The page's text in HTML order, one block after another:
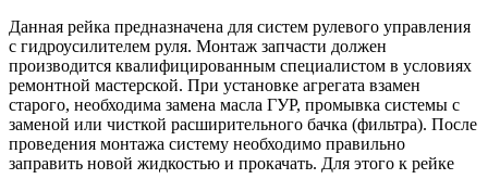
Данная рейка предназначена для систем рулевого управления
с гидроусилителем руля. Монтаж запчасти должен
производится квалифицированным специалистом в условиях
ремонтной мастерской. При установке агрегата взамен
старого, необходима замена масла ГУР, промывка системы с
заменой или чисткой расширительного бачка (фильтра). После
проведения монтажа систему необходимо правильно
заправить новой жидкостью и прокачать. Для этого к рейке